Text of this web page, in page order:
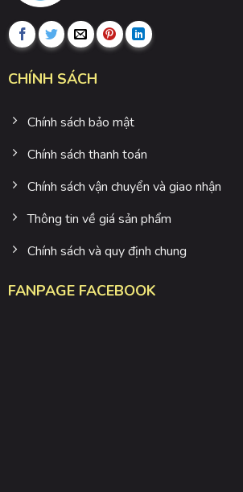
CHÍNH SÁCH
Chính sách bảo mật
Chính sách thanh toán
Chính sách vận chuyển và giao nhận
Thông tin về giá sản phẩm
Chính sách và quy định chung
FANPAGE FACEBOOK